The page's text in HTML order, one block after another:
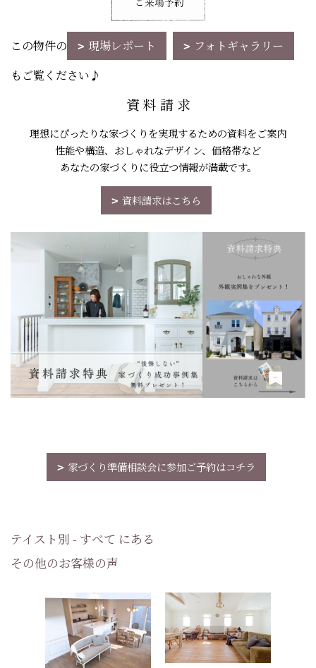
この物件の 現場レポート
フォトギャラリー
もご覧ください♪
資 料 請 求
理想にぴったりな家づくりを実現するための資料をご案内
性能や構造、おしゃれなデザイン、価格帯など
あなたの家づくりに役立つ情報が満載です。
資料請求はこちら
家づくり準備相談会に参加ご予約はコチラ
テイスト別 - すべて にある
その他のお客様の声